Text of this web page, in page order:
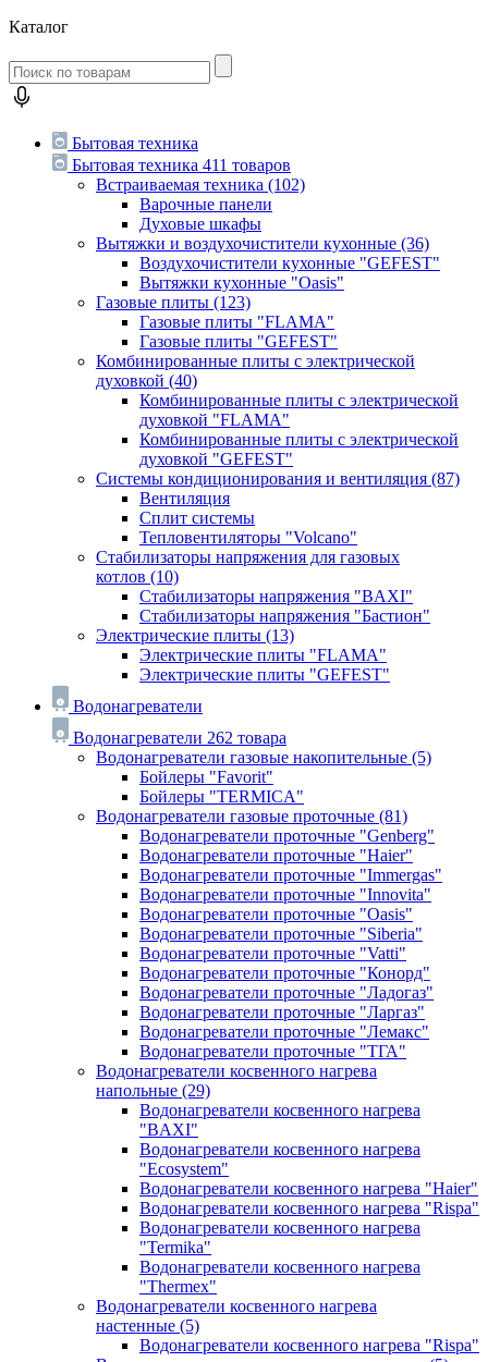
Каталог
Бытовая техника
Бытовая техника 411 товаров
Встраиваемая техника (102)
Варочные панели
Духовые шкафы
Вытяжки и воздухочистители кухонные (36)
Воздухочистители кухонные "GEFEST"
Вытяжки кухонные "Oasis"
Газовые плиты (123)
Газовые плиты "FLAMA"
Газовые плиты "GEFEST"
Комбинированные плиты с электрической
духовкой (40)
Комбинированные плиты с электрической
духовкой "FLAMA"
Комбинированные плиты с электрической
духовкой "GEFEST"
Системы кондиционирования и вентиляция (87)
Вентиляция
Сплит системы
Тепловентиляторы "Volcano"
Стабилизаторы напряжения для газовых
котлов (10)
Стабилизаторы напряжения "BAXI"
Стабилизаторы напряжения "Бастион"
Электрические плиты (13)
Электрические плиты "FLAMA"
Электрические плиты "GEFEST"
Водонагреватели
Водонагреватели 262 товара
Водонагреватели газовые накопительные (5)
Бойлеры "Favorit"
Бойлеры "TERMICA"
Водонагреватели газовые проточные (81)
Водонагреватели проточные "Genberg"
Водонагреватели проточные "Haier"
Водонагреватели проточные "Immergas"
Водонагреватели проточные "Innovita"
Водонагреватели проточные "Oasis"
Водонагреватели проточные "Siberia"
Водонагреватели проточные "Vatti"
Водонагреватели проточные "Конорд"
Водонагреватели проточные "Ладогаз"
Водонагреватели проточные "Ларгаз"
Водонагреватели проточные "Лемакс"
Водонагреватели проточные "ТГА"
Водонагреватели косвенного нагрева
напольные (29)
Водонагреватели косвенного нагрева
"BAXI"
Водонагреватели косвенного нагрева
"Ecosystem"
Водонагреватели косвенного нагрева "Haier"
Водонагреватели косвенного нагрева "Rispa"
Водонагреватели косвенного нагрева
"Termika"
Водонагреватели косвенного нагрева
"Thermex"
Водонагреватели косвенного нагрева
настенные (5)
Водонагреватели косвенного нагрева "Rispa"